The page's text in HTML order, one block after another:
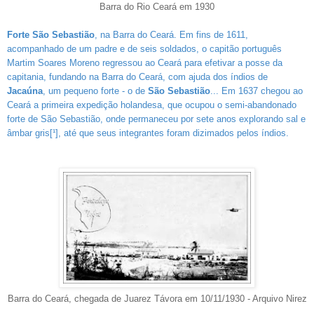
Barra do Rio Ceará em 1930
Forte São Sebastião , na Barra do Ceará. Em fins de 1611,
acompanhado de um padre e de seis soldados, o capitão português
Martim Soares Moreno regressou ao Ceará para efetivar a posse da
capitania, fundando na Barra do Ceará, com ajuda dos índios de
Jacaúna , um pequeno forte - o de São Sebastião ... Em 1637 chegou ao
Ceará a primeira expedição holandesa, que ocupou o semi-abandonado
forte de São Sebastião, onde permaneceu por sete anos explorando sal e
âmbar gris[¹] , até que seus integrantes foram dizimados pelos índios.
Barra do Ceará, chegada de Juarez Távora em 10/11/1930 - Arquivo Nirez